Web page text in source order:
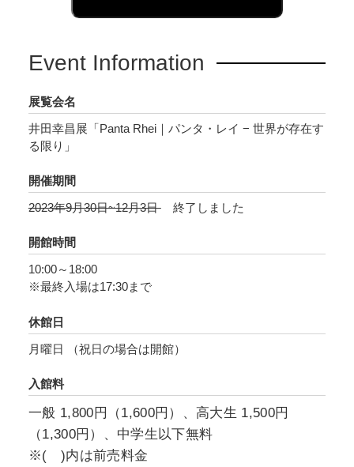
井田は、これまで「一期一会」をテーマとし、
時のなかで存在する様々なもの・こと・ひとの
存在。それらの関係性なくしてこの世界は成り
立ちません。今、私たちが此所に存在し、とき
に出会うことのできる奇跡。その一つ一つを拾
い集め、自身の感じたリアリティを日々、画面
に残しています。
本展では、国内未発表作を含むこれまでの絵画
作品、立体作品に加えて、絵日記のように日々
綴る“End of today”シリーズ、そして最新の作品
までを一同に展示します。
Event Information
展覧会名
井田幸昌展「Panta Rhei｜パンタ・レイ − 世界が存在す
る限り」
開催期間
2023年9月30日~12月3日
終了しました
開館時間
10:00～18:00
※最終入場は17:30まで
休館日
月曜日 （祝日の場合は開館）
入館料
一般 1,800円（1,600円）、高大生 1,500円
（1,300円）、中学生以下無料
※( )内は前売料金